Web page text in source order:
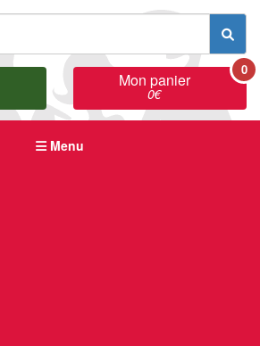
Mon panier
0€
0
Menu